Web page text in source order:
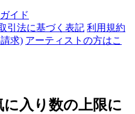
イド
引法に基づく表記 利用規約
求) アーティストの方はこ
入り数の上限に